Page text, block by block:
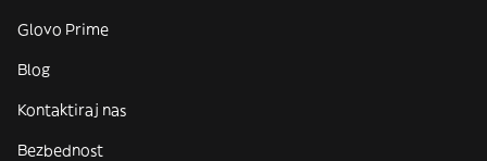
Glovo Prime
Blog
Kontaktiraj nas
Bezbednost